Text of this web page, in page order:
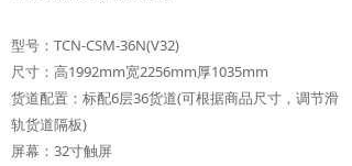
型号：TCN-CSM-36N(V32)
尺寸：高1992mm宽2256mm厚1035mm
货道配置：标配6层36货道(可根据商品尺寸，调节滑
轨货道隔板)
屏幕：32寸触屏